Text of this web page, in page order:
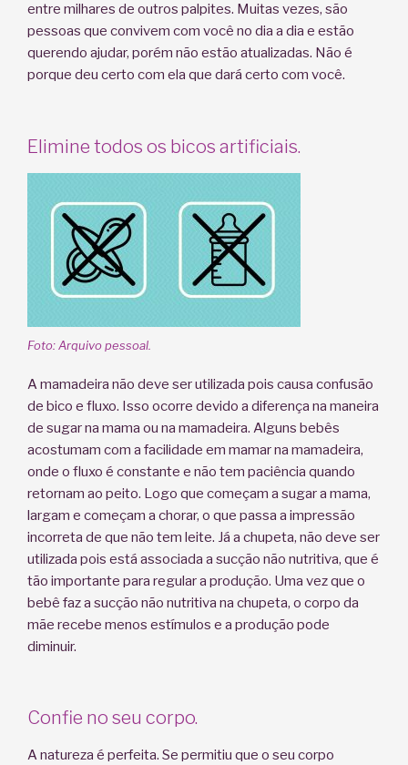
entre milhares de outros palpites. Muitas vezes, são
pessoas que convivem com você no dia a dia e estão
querendo ajudar, porém não estão atualizadas. Não é
porque deu certo com ela que dará certo com você.
Elimine todos os bicos artificiais.
Foto: Arquivo pessoal.
A mamadeira não deve ser utilizada pois causa confusão
de bico e fluxo. Isso ocorre devido a diferença na maneira
de sugar na mama ou na mamadeira. Alguns bebês
acostumam com a facilidade em mamar na mamadeira,
onde o fluxo é constante e não tem paciência quando
retornam ao peito. Logo que começam a sugar a mama,
largam e começam a chorar, o que passa a impressão
incorreta de que não tem leite. Já a chupeta, não deve ser
utilizada pois está associada a sucção não nutritiva, que é
tão importante para regular a produção. Uma vez que o
bebê faz a sucção não nutritiva na chupeta, o corpo da
mãe recebe menos estímulos e a produção pode
diminuir.
Confie no seu corpo.
A natureza é perfeita. Se permitiu que o seu corpo